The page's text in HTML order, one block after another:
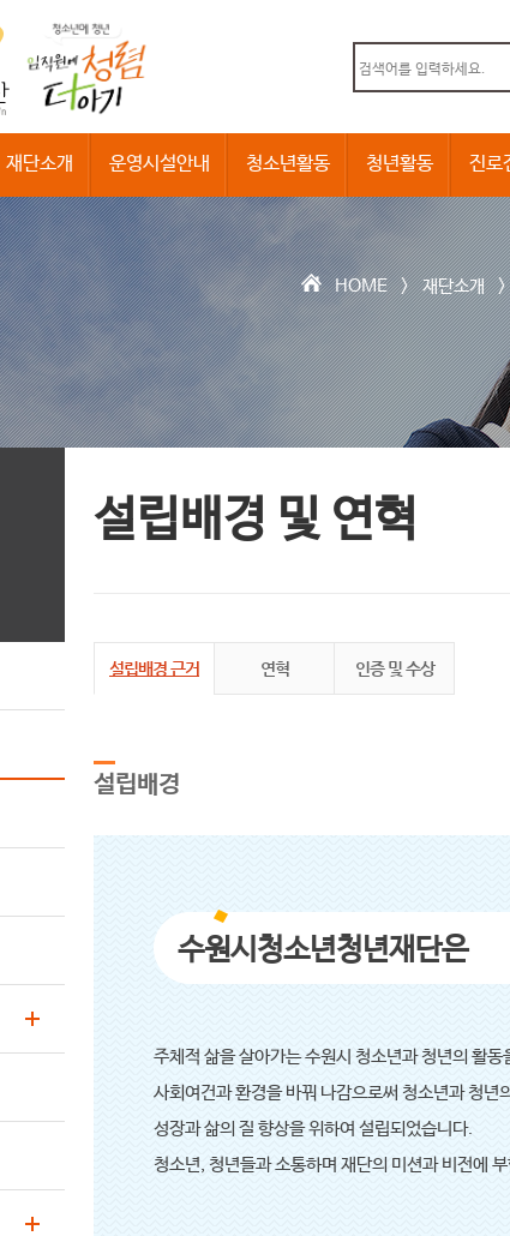
재단소개 운영시설안내 청소년활동 청년활동 진로
HOME >재단소개
설립배경 및 연혁
설립배경 근거 연혁 인증 및 수상
설립배경
수원시청소년청년재단은
주체적 삶을 살아가는 수원시 청소년과 청년의 활동
사회여건과 환경을 바꿔 나감으로써 청소년과 청년
성장과 삶의 질 향상을 위하여 설립되었습니다.
청소년, 청년들과 소통하며 재단의 미션과 비전에